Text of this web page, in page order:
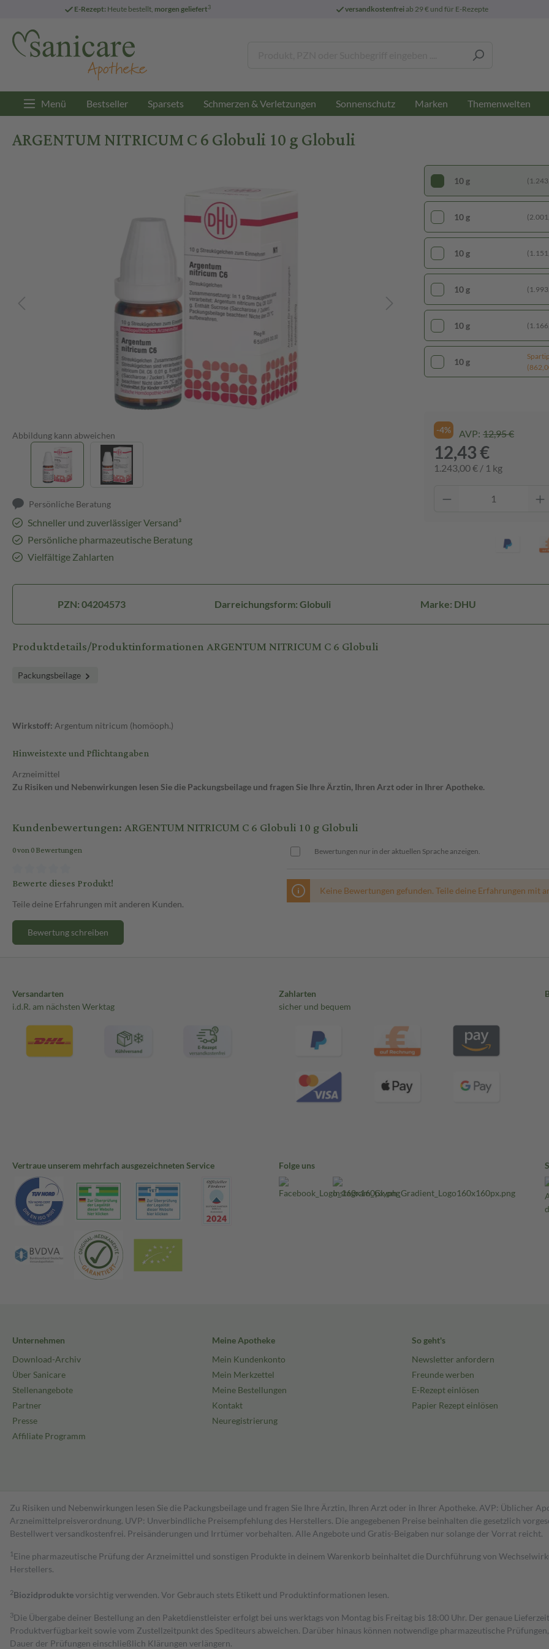
E-Rezept: Heute bestellt, morgen geliefert3 versandkostenfreiab 29 € und für E-Rezepte
Menü Bestseller Sparsets Schmerzen & Verletzungen Sonnenschutz Marken Themenwelten
ARGENTUM NITRICUM C 6 Globuli 10 g Globuli
Abbildung kann abweichen
Persönliche Beratung
Schneller und zuverlässiger Versand³
Persönliche pharmazeutische Beratung
Vielfältige Zahlarten
10 g
10 g
10 g
10 g
10 g
10 g
-4% AVP: 12,95 €
12,43 €
1.243,00 € / 1 kg
PZN: 04204573 Darreichungsform: Globuli Marke: DHU
Produktdetails/Produktinformationen ARGENTUM NITRICUM C 6 Globuli
Packungsbeilage
Wirkstoff: Argentum nitricum (homöoph.)
Hinweistexte und Pflichtangaben
Arzneimittel
Zu Risiken und Nebenwirkungen lesen Sie die Packungsbeilage und fragen Sie Ihre Ärztin, Ihren Arzt oder in Ihrer Apotheke.
Kundenbewertungen: ARGENTUM NITRICUM C 6 Globuli 10 g Globuli
0 von 0 Bewertungen
Bewerte dieses Produkt!
Teile deine Erfahrungen mit anderen Kunden.
Bewertung schreiben
Bewertungen nur in der aktuellen Sprache anzeigen.
Keine Bewertungen gefunden. Teile deine Erfahrungen mit
Versandarten
i.d.R. am nächsten Werktag
Zahlarten
sicher und bequem
Vertraue unserem mehrfach ausgezeichneten Service Folge uns
Unternehmen
Download-Archiv
Über Sanicare
Stellenangebote
Partner
Presse
Affiliate Programm
Meine Apotheke
Mein Kundenkonto
Mein Merkzettel
Meine Bestellungen
Kontakt
Neuregistrierung
So geht's
Newsletter anfordern
Freunde werben
E-Rezept einlösen
Papier Rezept einlösen
Zu Risiken und Nebenwirkungen lesen Sie die Packungsbeilage und fragen Sie Ihre Ärztin, Ihren Arzt oder in Ihrer Apotheke. AVP: Üblicher
Arzneimittelpreisverordnung. UVP: Unverbindliche Preisempfehlung des Herstellers. Die angegebenen Preise beinhalten die gesetzlich
Bestell­wert versand­kosten­frei. Preisänderungen und Irrtümer vorbehalten. Alle Angebote und Gratis-Beigaben nur solange der Vorrat reicht.
1 Eine pharmazeutische Prüfung der Arzneimittel und sonstigen Produkte in deinem Warenkorb beinhaltet die Durchführung von
Herstellers.
2Biozidproduktevorsichtig verwenden. Vor Gebrauch stets Etikett und Produktinformationen lesen.
3Die Übergabe deiner Bestellung an den Paketdienstleister erfolgt bei uns werktags von Montag bis Freitag bis 18:00 Uhr. Der genaue
Produktverfügbarkeit sowie vom Zustellzeitpunkt des Spediteurs abweichen. Darüber hinaus können notwendige pharmazeutische
Dauer der Prüfungen einschließlich Klärungen verlängern.